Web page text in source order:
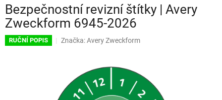
Bezpečnostní revizní štítky | Avery
Zweckform 6945-2026
RUČNÍ POPIS Značka:Avery Zweckform